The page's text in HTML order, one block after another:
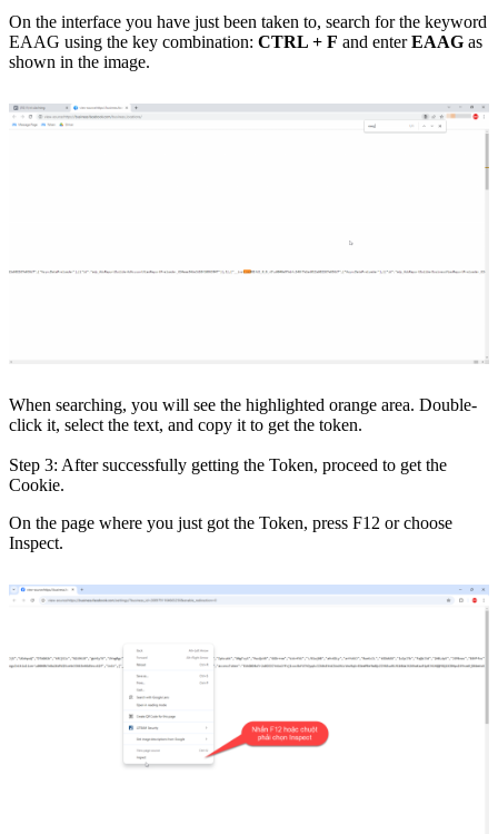
On the interface you have just been taken to, search for the keyword
EAAG using the key combination: CTRL + F and enterEAAG as
shown in the image.
When searching, you will see the highlighted orange area. Double-
click it, select the text, and copy it to get the token.
Step 3: After successfully getting the Token, proceed to get the
Cookie.
On the page where you just got the Token, press F12 or choose
Inspect.